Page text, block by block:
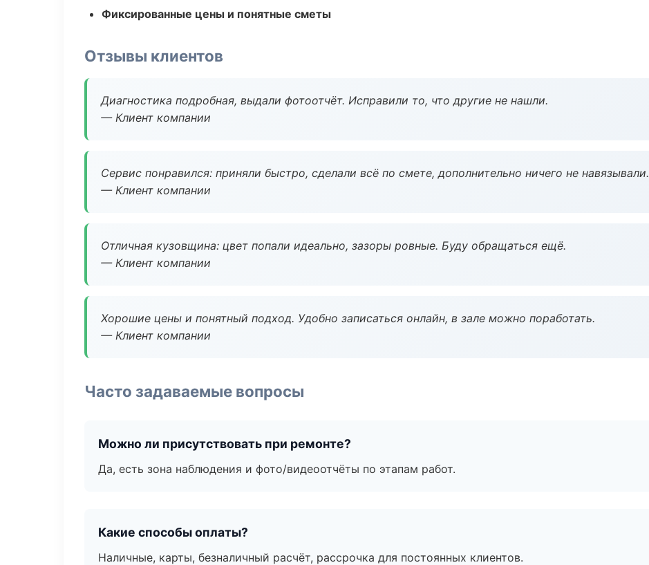
Фиксированные цены и понятные сметы
Отзывы клиентов
Диагностика подробная, выдали фотоотчёт. Исправили то, что другие не нашли.
— Клиент компании
Сервис понравился: приняли быстро, сделали всё по смете, дополнительно ничего не навязывали.
— Клиент компании
Отличная кузовщина: цвет попали идеально, зазоры ровные. Буду обращаться ещё.
— Клиент компании
Хорошие цены и понятный подход. Удобно записаться онлайн, в зале можно поработать.
— Клиент компании
Часто задаваемые вопросы
Можно ли присутствовать при ремонте?
Да, есть зона наблюдения и фото/видеоотчёты по этапам работ.
Какие способы оплаты?
Наличные, карты, безналичный расчёт, рассрочка для постоянных клиентов.